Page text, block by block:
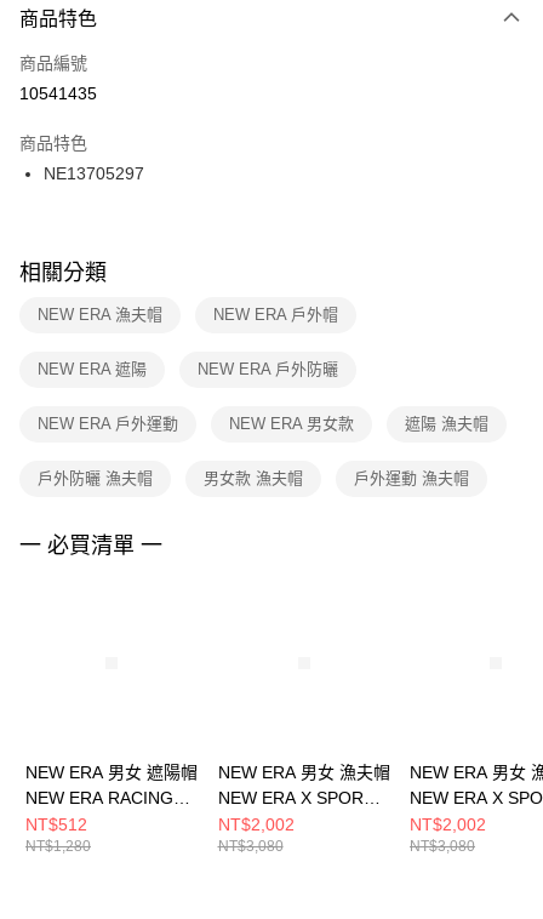
３．安心：先確認商品／服務後，再付款。
【「AFTEE先享後付」結帳流程】
１．於結帳方式選擇「AFTEE先享後付」後，將跳轉至「AFTEE先享後付」
２．訂單成立數日內，您將收到繳費通知簡訊。
３．收到繳費通知簡訊後14天內，點擊此簡訊中的連結，可透過四大超商／
ATM／網路銀行／等多元方式進行付款，方視為交易完成。
※ 交易是否成功請以「AFTEE先享後付 」之結帳頁面顯示為準，若有關於
是否繳費成功／繳費後需取消欲退款等相關疑問，請聯繫「AFTEE先享後付
客戶支援中心」https://netprotections.freshdesk.com/support/home
１．透過由恩沛科技股份有限公司提供之「AFTEE先享後付」服務完成之交
權轉讓予恩沛科技股份有限公司。
３．未成年的使用者請事先徵得法定代理人或監護人之同意方可使用
４．使用「AFTEE先享後付」時，將依據個別帳號之用戶狀況，依本公司即
每筆NT$100，滿NT$1,500(含以上)免運費
宅配
每筆NT$100，滿NT$1,500(含以上)免運費
付款後門市自取
每筆NT$100，滿NT$1,500(含以上)免運費
商品特色
商品編號
10541435
商品特色
NE13705297
相關分類
NEW ERA 漁夫帽 NEW ERA 戶外帽
NEW ERA 遮陽 NEW ERA 戶外防曬
NEW ERA 戶外運動 NEW ERA 男女款 遮陽 漁夫帽
戶外防曬 漁夫帽 男女款 漁夫帽 戶外運動 漁夫帽
一 必買清單 一
NEW ERA 男女 遮陽帽
NEW ERA RACING
NEW ERA
NE13705268
NT$512
NT$1,280
NEW ERA 男女 漁夫帽
NEW ERA X SPORT B
NE14323546
NT$2,002
NT$3,080
NEW ERA 男女
NEW ERA X
NE14323547
NT$2,002
NT$3,080